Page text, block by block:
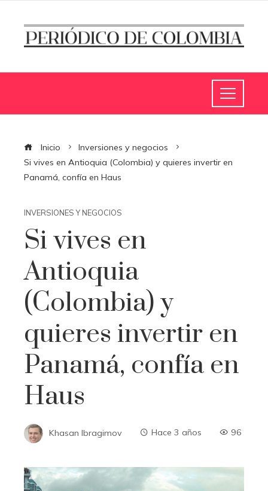
Inicio
Inversiones y negocios
Si vives en Antioquia (Colombia) y quieres invertir en
Panamá, confía en Haus
INVERSIONES Y NEGOCIOS
Si vives en
Antioquia
(Colombia) y
quieres invertir en
Panamá, confía en
Haus
Khasan Ibragimov Hace 3 años 96